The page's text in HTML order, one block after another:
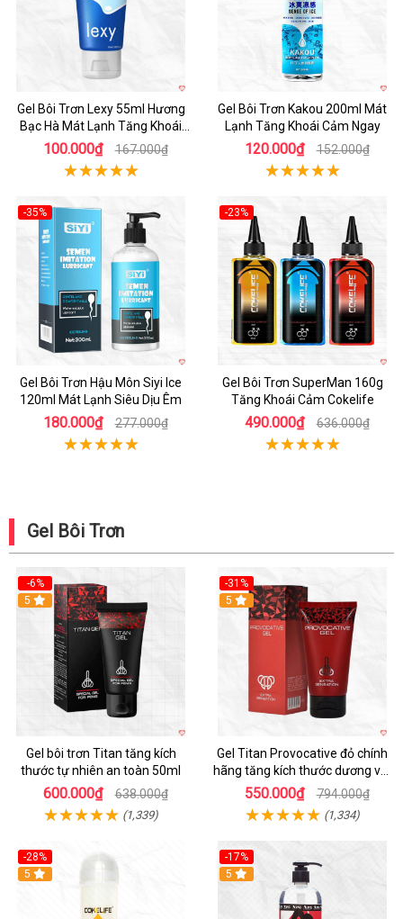
Gel Bôi Trơn Lexy 55ml Hương
Bạc Hà Mát Lạnh Tăng Khoái
Cảm
100.000₫ 167.000₫
Gel Bôi Trơn Kakou 200ml Mát
Lạnh Tăng Khoái Cảm Ngay
120.000₫ 152.000₫
-35%
Gel Bôi Trơn Hậu Môn Siyi Ice
120ml Mát Lạnh Siêu Dịu Êm
180.000₫ 277.000₫
-23%
Gel Bôi Trơn SuperMan 160g
Tăng Khoái Cảm Cokelife
490.000₫ 636.000₫
Gel Bôi Trơn
-6%
Hot
5
Gel bôi trơn Titan tăng kích
thước tự nhiên an toàn 50ml
600.000₫ 638.000₫
(1,339)
-31%
Hot
5
Gel Titan Provocative đỏ chính
hãng tăng kích thước dương vật
Nam
550.000₫ 794.000₫
(1,334)
-28%
Hot
5
-17%
Hot
5